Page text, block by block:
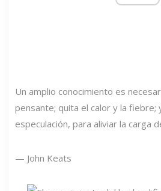
Un amplio conocimiento es
pensante; quita el calor y la fiebre;
especulación, para aliviar la carga
— John Keats